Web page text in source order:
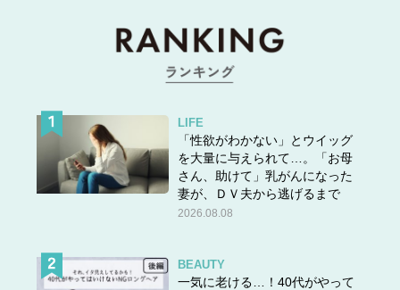
LIFE
「性欲がわかない」とウイッグ
を大量に与えられて…。「お母
さん、助けて」乳がんになった
妻が、ＤＶ夫から逃げるまで
2026.08.08
BEAUTY
一気に老ける…！40代がやって